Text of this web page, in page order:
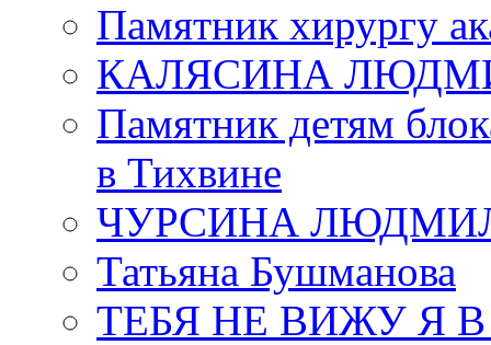
Памятник хирургу
КАЛЯСИНА
Памятник детям
в Тихвине
ЧУРСИНА
Татьяна Бушманова
ТЕБЯ НЕ ВИЖУ Я